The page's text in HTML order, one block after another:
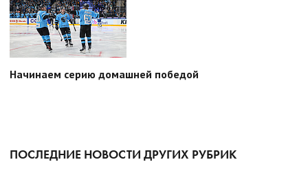
Начинаем серию домашней победой
ПОСЛЕДНИЕ НОВОСТИ ДРУГИХ РУБРИК